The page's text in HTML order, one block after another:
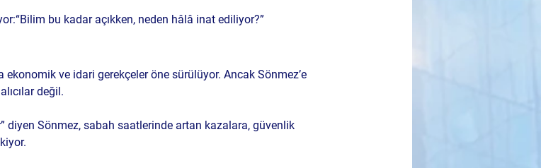
“Bilim bu kadar açıkken, neden hâlâ inat ediliyor?”
ekonomik ve idari gerekçeler öne sürülüyor. Ancak Sönmez’e
değil.
diyen Sönmez, sabah saatlerinde artan kazalara, güvenlik